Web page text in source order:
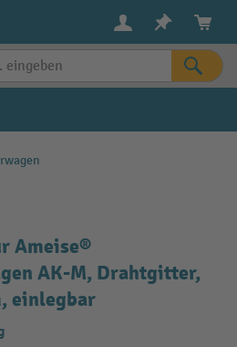
Ameise®
AK-M, Drahtgitter,
einlegbar